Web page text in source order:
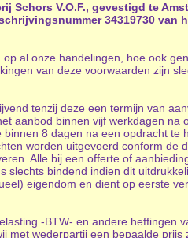
Schors V.O.F., gevestigd te
34319730 van
al onze handelingen, hoe ook
van deze voorwaarden zijn
tenzij deze een termijn van
aanbod binnen vijf werkdagen
8 dagen na een opdracht
worden uitgevoerd conform
Alle bij een offerte of
slechts bindend indien dit
eigendom en dient op eerste
-BTW- en andere heffingen
met wederpartij een bepaalde